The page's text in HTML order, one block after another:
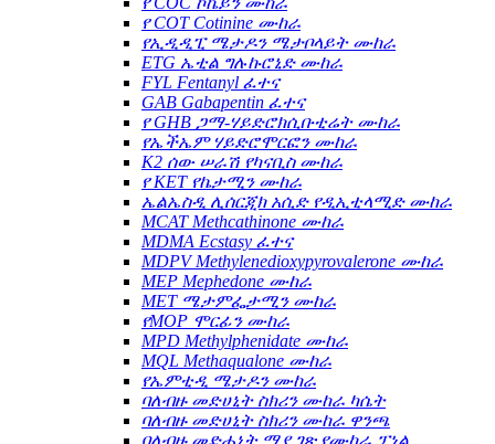
የ COT Cotinine ሙከራ
የኢዲዲፒ ሜታዶን ሜታቦላይት ሙከራ
ETG ኤቲል ግሉኩሮኒድ ሙከራ
FYL Fentanyl ፈተና
GAB Gabapentin ፈተና
የ GHB ጋማ-ሃይድሮክሲቡቲሬት ሙከራ
የኤችኤም ሃይድሮሞርፎን ሙከራ
K2 ሰው ሠራሽ የካናቢስ ሙከራ
የ KET የኬታሚን ሙከራ
ኤልኤስዲ ሊሰርጂክ አሲድ የዲኢቲላሚድ ሙከራ
MCAT Methcathinone ሙከራ
MDMA Ecstasy ፈተና
MDPV Methylenedioxypyrovalerone ሙከራ
MEP Mephedone ሙከራ
MET ሜታምፌታሚን ሙከራ
የMOP ሞርፊን ሙከራ
MPD Methylphenidate ሙከራ
MQL Methaqualone ሙከራ
የኤምቲዲ ሜታዶን ሙከራ
ባለብዙ መድሀኒት ስክሪን ሙከራ ካሴት
ባለብዙ መድሀኒት ስክሪን ሙከራ ዋንጫ
ባለብዙ መድሐኒት ማያ ገጽ የሙከራ ፓነል